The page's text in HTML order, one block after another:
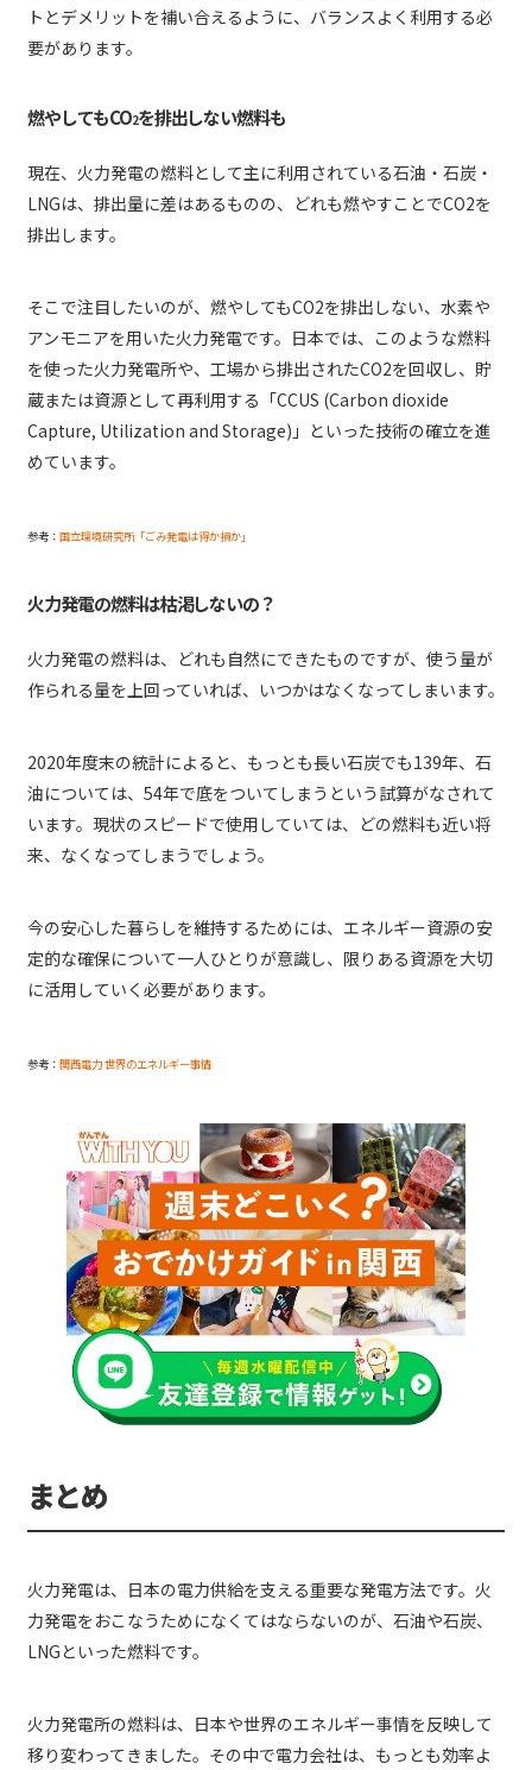
トとデメリットを補い合えるように、バランスよく利用する必
要があります。
燃やしてもCO2を排出しない燃料も
現在、火力発電の燃料として主に利用されている石油・石炭・
LNGは、排出量に差はあるものの、どれも燃やすことでCO2を
排出します。
そこで注目したいのが、燃やしてもCO2を排出しない、水素や
アンモニアを用いた火力発電です。日本では、このような燃料
を使った火力発電所や、工場から排出されたCO2を回収し、貯
蔵または資源として再利用する「CCUS (Carbon dioxide
Capture, Utilization and Storage)」といった技術の確立を進
めています。
参考： 国立環境研究所「ごみ発電は得か損か」
火力発電の燃料は枯渇しないの？
火力発電の燃料は、どれも自然にできたものですが、使う量が
作られる量を上回っていれば、いつかはなくなってしまいます。
2020年度末の統計によると、もっとも長い石炭でも139年、石
油については、54年で底をついてしまうという試算がなされて
います。現状のスピードで使用していては、どの燃料も近い将
来、なくなってしまうでしょう。
今の安心した暮らしを維持するためには、エネルギー資源の安
定的な確保について一人ひとりが意識し、限りある資源を大切
に活用していく必要があります。
参考： 関西電力 世界のエネルギー事情
まとめ
火力発電は、日本の電力供給を支える重要な発電方法です。火
力発電をおこなうためになくてはならないのが、石油や石炭、
LNGといった燃料です。
火力発電所の燃料は、日本や世界のエネルギー事情を反映して
移り変わってきました。その中で電力会社は、もっとも効率よ